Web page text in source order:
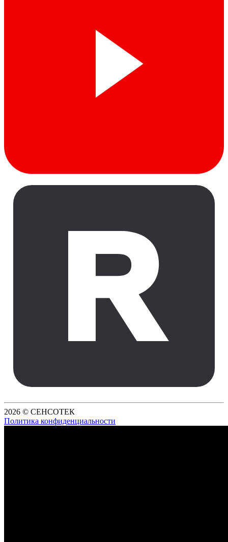
2026 © СЕНСОТЕК
Политика конфиденциальности